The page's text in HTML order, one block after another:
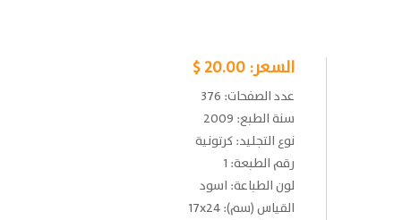
السعر:20.00 $
عدد الصفحات: 376
سنة الطبع: 2009
نوع التجليد: كرتونية
رقم الطبعة: 1
لون الطباعة: اسود
القياس (سم): 17x24